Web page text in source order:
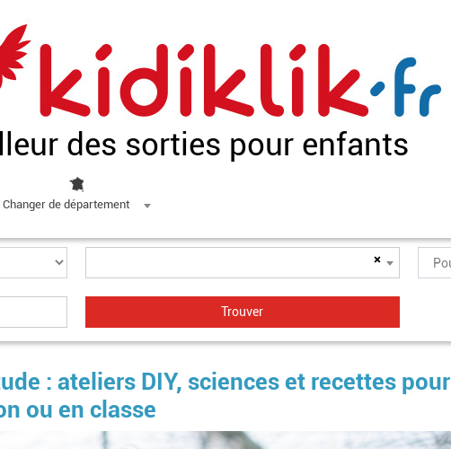
des sorties pour enfants
Changer de département
×
: ateliers DIY, sciences et recettes pour
ou en classe